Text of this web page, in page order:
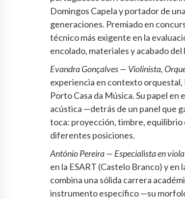
Domingos Capela y portador de
generaciones. Premiado en
técnico más exigente en la
encolado, materiales y acabado del
Evandra Gonçalves — Violinista,
experiencia en contexto orquestal,
Porto Casa da Música. Su papel
acústica —detrás de un panel que
toca: proyección, timbre,
diferentes posiciones.
António Pereira — Especialista en
en la ESART (Castelo Branco) y
combina una sólida carrera
instrumento específico —su